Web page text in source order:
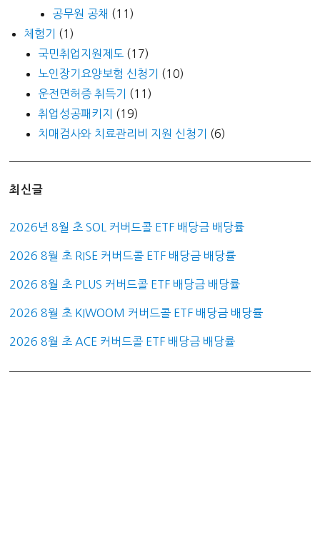
공무원 공채 (11)
체험기
(1)
국민취업지원제도 (17)
노인장기요양보험 신청기
(10)
운전면허증 취득기
(11)
취업성공패키지
(19)
치매검사와 치료관리비 지원 신청기
(6)
최신글
2026년 8월 초 SOL 커버드콜 ETF 배당금 배당률
2026 8월 초 RISE 커버드콜 ETF 배당금 배당률
2026 8월 초 PLUS 커버드콜 ETF 배당금 배당률
2026 8월 초 KIWOOM 커버드콜 ETF 배당금 배당률
2026 8월 초 ACE 커버드콜 ETF 배당금 배당률